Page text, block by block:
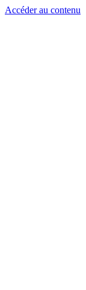
Accéder au contenu